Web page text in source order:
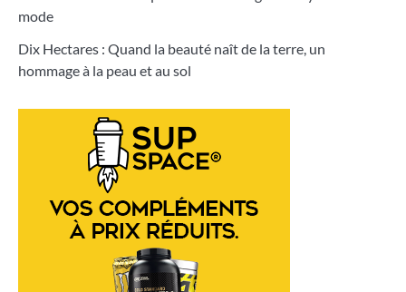
mode
Dix Hectares : Quand la beauté naît de la terre, un
hommage à la peau et au sol